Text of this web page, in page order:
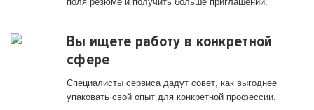
Вы ищете работу в конкретной
сфере
Специалисты сервиса дадут совет, как выгоднее
упаковать свой опыт для конкретной профессии.